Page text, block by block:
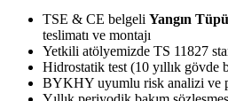
TSE & CE belgeli Yangın
teslimatı ve montajı
Yetkili atölyemizde TS 11827
Hidrostatik test (10 yıllık gövde
BYKHY uyumlu risk analizi ve